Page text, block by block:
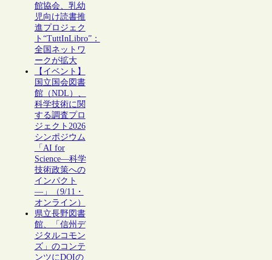
館協会、乳幼
児向け読書推
進プロジェク
ト“TuttInLibro”：
全国ネットワ
ークが拡大
【イベント】
国立国会図書
館（NDL）、
科学技術に関
する調査プロ
ジェクト2026
シンポジウム
「AI for
Science―科学
技術政策への
インパクト
―」（9/11・
オンライン）
県立長野図書
館、「信州デ
ジタルコモン
ズ」のコンテ
ンツにDOIの